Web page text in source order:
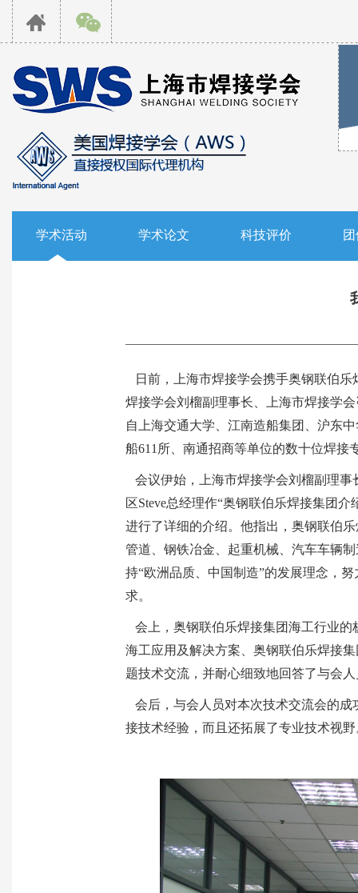
学术活动 学术论文 科技评价
日前，上海市焊接学会携手奥钢联伯乐
焊接学会刘榴副理事长、上海市焊接学
自上海交通大学、江南造船集团、沪东
船611所、南通招商等单位的数十位焊接
会议伊始，上海市焊接学会刘榴副理事
区Steve总经理作“奥钢联伯乐焊接集团
进行了详细的介绍。他指出，奥钢联伯
管道、钢铁冶金、起重机械、汽车车辆
持“欧洲品质、中国制造”的发展理念，
求。
会上，奥钢联伯乐焊接集团海工行业的
海工应用及解决方案、奥钢联伯乐焊接
题技术交流，并耐心细致地回答了与会
会后，与会人员对本次技术交流会的成
接技术经验，而且还拓展了专业技术视野